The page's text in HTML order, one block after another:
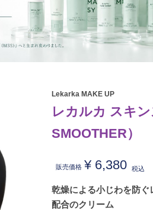
Lekarka MAKE UP
レカルカ スキ
SMOOTHER）
販売価格 ¥ 6,380 税込
乾燥による小じわを防ぐ
配合のクリーム